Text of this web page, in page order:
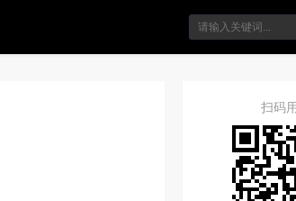
扫码